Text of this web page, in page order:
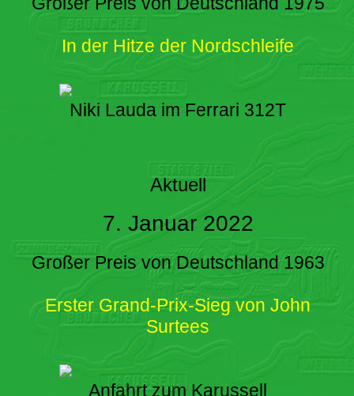
In der Hitze der Nordschleife
Niki Lauda im Ferrari 312T
Aktuell
7. Januar 2022
Großer Preis von Deutschland 1963
Erster Grand-Prix-Sieg von John
Surtees
Anfahrt zum Karussell